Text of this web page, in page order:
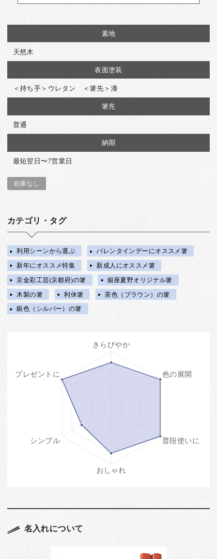
素地
天然木
表面塗装
＜持ち手＞ウレタン ＜箸先＞漆
箸先
普通
納期
最短翌日〜7営業日
在庫なし
カテゴリ・タグ
利用シーンから選ぶ
バレンタインデーにオススメ箸
新年にオススメ特集
新成人にオススメ箸
京金彩工芸(京都府)の箸
銀座夏野オリジナル箸
木製の箸
利休箸
茶色（ブラウン）の箸
銀色（シルバー）の箸
名入れについて